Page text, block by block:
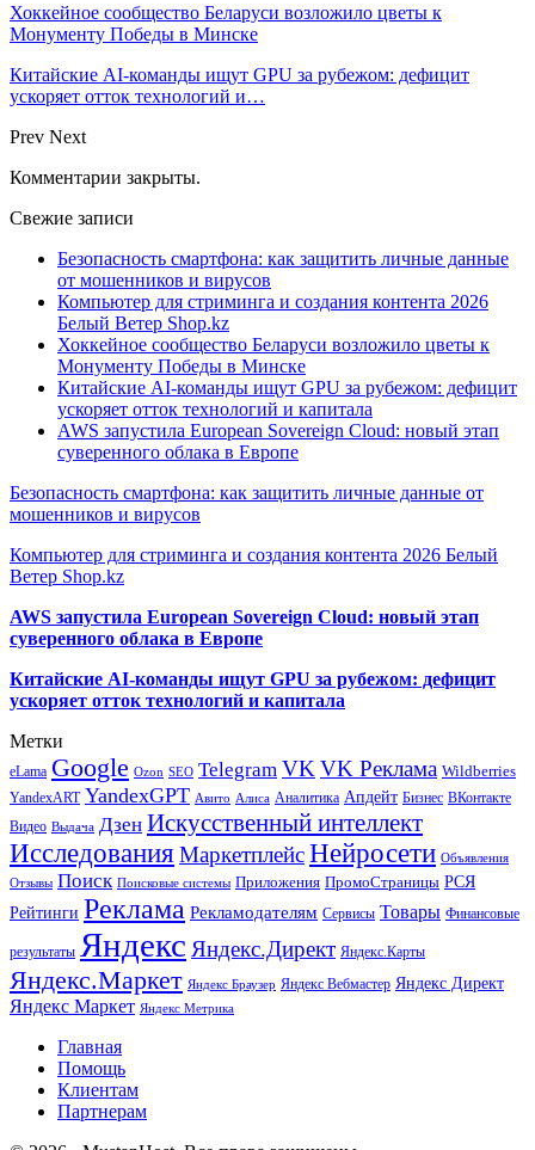
Хоккейное сообщество Беларуси возложило цветы к
Монументу Победы в Минске
Китайские AI-команды ищут GPU за рубежом: дефицит
ускоряет отток технологий и…
Prev Next
Комментарии закрыты.
Свежие записи
Безопасность смартфона: как защитить личные данные
от мошенников и вирусов
Компьютер для стриминга и создания контента 2026
Белый Ветер Shop.kz
Хоккейное сообщество Беларуси возложило цветы к
Монументу Победы в Минске
Китайские AI-команды ищут GPU за рубежом: дефицит
ускоряет отток технологий и капитала
AWS запустила European Sovereign Cloud: новый этап
суверенного облака в Европе
Безопасность смартфона: как защитить личные данные от
мошенников и вирусов
Компьютер для стриминга и создания контента 2026 Белый
Ветер Shop.kz
AWS запустила European Sovereign Cloud: новый этап
суверенного облака в Европе
Китайские AI-команды ищут GPU за рубежом: дефицит
ускоряет отток технологий и капитала
Метки
eLama Google Ozon SEO Telegram VK VK Реклама Wildberries
YandexART YandexGPT Авито Алиса Аналитика Апдейт Бизнес ВКонтакте
Видео Выдача Дзен Искусственный интеллект
Исследования МаркетплейсНейросети Объявления
Отзывы Поиск Поисковые системы Приложения ПромоСтраницы РСЯ
Рейтинги Реклама Рекламодателям Сервисы Товары Финансовые
результаты Яндекс Яндекс.Директ Яндекс.Карты
Яндекс.Маркет Яндекс Браузер Яндекс Вебмастер Яндекс Директ
Яндекс Маркет Яндекс Метрика
Главная
Помощь
Клиентам
Партнерам